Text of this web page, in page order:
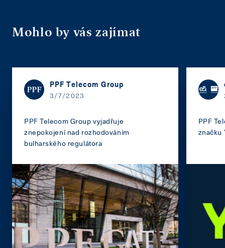
Mohlo by vás zajímat
PPF Telecom Group
3/7/2023
PPF Telecom Group vyjadřuje
znepokojení nad rozhodováním
bulharského regulátora
PPF
značku